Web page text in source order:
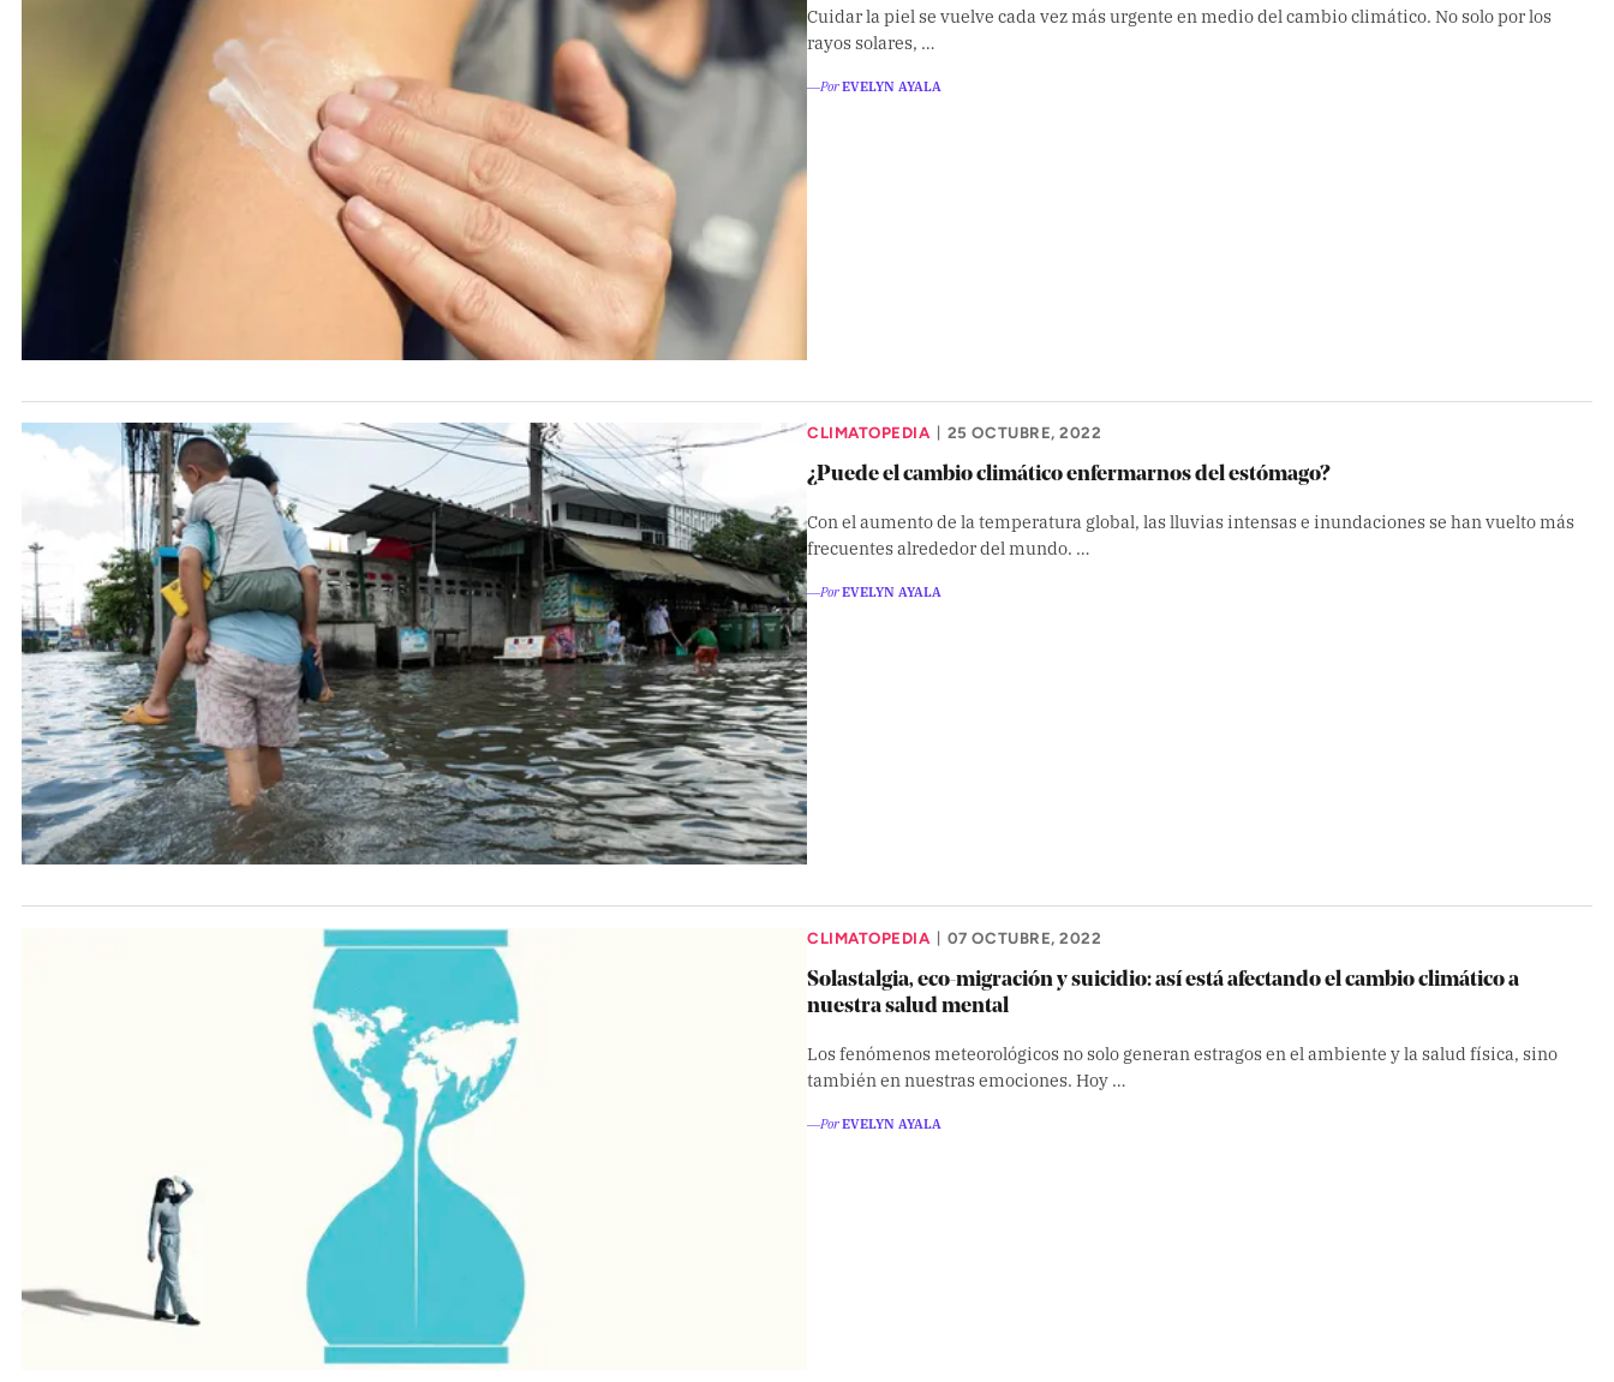
Cuidar la piel se vuelve cada vez más urgente en medio del cambio climático. No solo por los
rayos solares, …
―PorEVELYN AYALA
CLIMATOPEDIA | 25 OCTUBRE, 2022
¿Puede el cambio climático enfermarnos del estómago?
Con el aumento de la temperatura global, las lluvias intensas e inundaciones se han vuelto más
frecuentes alrededor del mundo. …
―PorEVELYN AYALA
CLIMATOPEDIA | 07 OCTUBRE, 2022
Solastalgia, eco-migración y suicidio: así está afectando el cambio climático a
nuestra salud mental
Los fenómenos meteorológicos no solo generan estragos en el ambiente y la salud física, sino
también en nuestras emociones. Hoy …
―PorEVELYN AYALA